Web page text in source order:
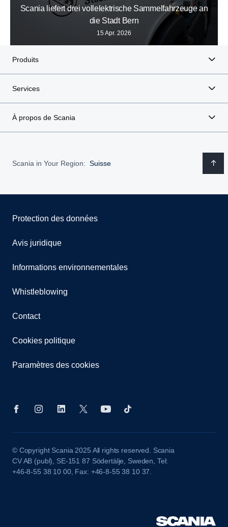
Scania liefert drei vollelektrische Sammelfahrzeuge an
die Stadt Bern
15 Apr. 2026
Produits
Services
À propos de Scania
Scania in Your Region: Suisse
Protection des données
Avis juridique
Informations environnementales
Whistleblowing
Contact
Cookies politique
Paramètres des cookies
© Copyright Scania 2025 All rights reserved. Scania
CV AB (publ), SE-151 87 Södertälje, Sweden, Tel:
+46-8-55 38 10 00, Fax: +46-8-55 38 10 37.